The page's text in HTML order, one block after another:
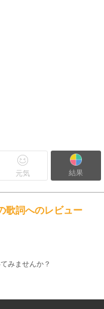
元気 結果
歌詞へのレビュー
みませんか？